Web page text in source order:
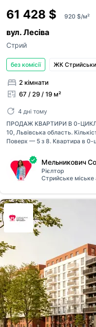
61 428 $ 920 $/м²
вул. Лесіва
Стрий
без комісії ЖК
2 кімнати
67 / 29 / 19 м²
4 дні тому
ПРОДАЖ КВАРТИРИ В 0-ЦИКЛІ
10, Львівська область.
Поверх — 5 з 8. Квартира в 0-
оздоблення від
Технічне оснащення:
сертифіковані вхідні двері,
індивідуальне, буде
два (суміжний та
3-й квартал 2028 року — 1-й
конкретної черг...
Мельникович
Рієлтор
Стрийське міське